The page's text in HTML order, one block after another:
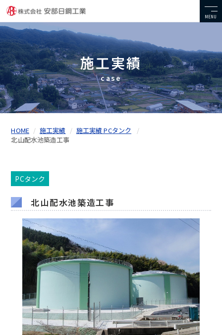
MENU
施工実績
case
HOME 施工実績
施工実績 PCタンク
北山配水池築造工事
PCタンク
北山配水池築造工事